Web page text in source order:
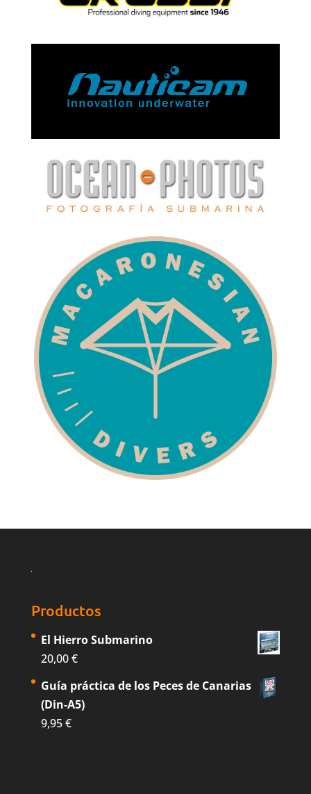
Productos
El Hierro Submarino
20,00€
Guía práctica de los Peces de Canarias
(Din-A5)
9,95€